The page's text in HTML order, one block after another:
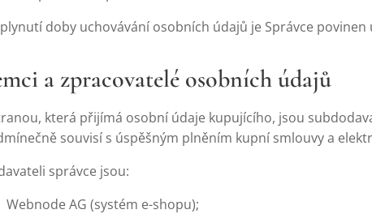
doby uchovávání osobních údajů je Správce povinen
a zpracovatelé osobních údajů
která přijímá osobní údaje kupujícího, jsou
souvisí s úspěšným plněním kupní smlouvy a
správce jsou:
Webnode AG (systém e-shopu);